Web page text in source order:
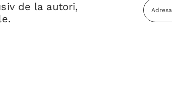
de la autori,
Adresa
Email